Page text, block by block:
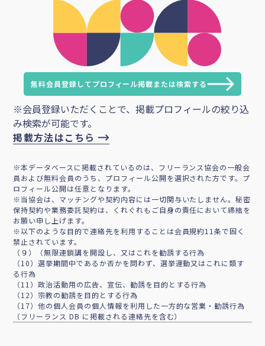
無料会員登録してプロフィール掲載または検索する
※会員登録いただくことで、掲載プロフィールの絞り込
み検索が可能です。
掲載方法はこちら
※本データベースに掲載されているのは、フリーランス協会の一般会
員および無料会員のうち、プロフィール公開を選択された方です。プ
ロフィール公開は任意となります。
※当協会は、マッチングや契約内容には一切関与いたしません。秘密
保持契約や業務委託契約は、くれぐれもご自身の責任において締結を
お願い申し上げます。
※以下のような目的で連絡先を利用することは会員規約11条で固く
禁止されています。
（９）（無限連鎖講を開設し、又はこれを勧誘する行為
（10）選挙期間中であるか否かを問わず、選挙運動又はこれに類す
る行為
（11）政治活動用の広告、宣伝、勧誘を目的とする行為
（12）宗教の勧誘を目的とする行為
（17）他の個人会員の個人情報を利用した一方的な営業・勧誘行為
（フリーランス DB に掲載される連絡先を含む）